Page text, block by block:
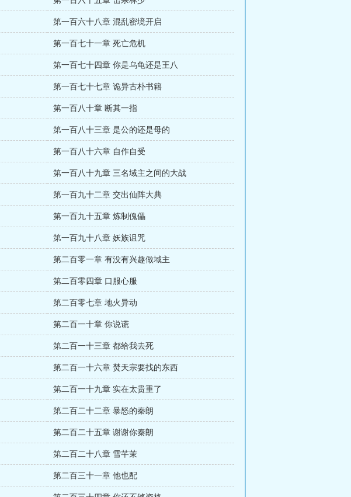
第一百六十八章 混乱密境开启
第一百七十一章 死亡危机
第一百七十四章 你是乌龟还是王八
第一百七十七章 诡异古朴书籍
第一百八十章 断其一指
第一百八十三章 是公的还是母的
第一百八十六章 自作自受
第一百八十九章 三名域主之间的大战
第一百九十二章 交出仙阵大典
第一百九十五章 炼制傀儡
第一百九十八章 妖族诅咒
第二百零一章 有没有兴趣做域主
第二百零四章 口服心服
第二百零七章 地火异动
第二百一十章 你说谎
第二百一十三章 都给我去死
第二百一十六章 焚天宗要找的东西
第二百一十九章 实在太贵重了
第二百二十二章 暴怒的秦朗
第二百二十五章 谢谢你秦朗
第二百二十八章 雪芊茉
第二百三十一章 他也配